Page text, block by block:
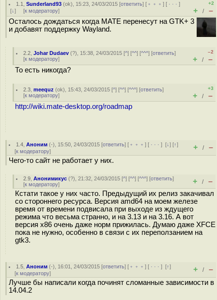
1.1 ,Sunderland93 (ok), 15:23, 24/03/2015 [ответить] [ ﹢﹢﹢] [ · · ·]
[↓] [к модератору]
+2
+ / –
Осталось дождаться когда MATE перенесут на GTK+ 3
и добавят поддержку Wayland.
2.2 ,Johar Dudaev (?), 15:38, 24/03/2015 [^] [^^] [^^^] [ответить]
[к модератору]
–2
+ / –
То есть никогда?
2.3 ,meequz (ok), 15:43, 24/03/2015 [^] [^^] [^^^] [ответить]
[к модератору]
+3
+ / –
http://wiki.mate-desktop.org/roadmap
1.4 ,Аноним (-), 15:50, 24/03/2015 [ответить] [ ﹢﹢﹢] [ · · ·][↓] [↑]
[к модератору] + / –
Чего-то сайт не работает у них.
2.9 ,Анонимикус (?), 21:32, 24/03/2015 [^] [^^] [^^^] [ответить]
[к модератору] + / –
Кстати такое у них часто. Предыдущий их релиз закачивал
со стороннего ресурса. Версия amd64 на моем железе
время от времени подвисала при выходе из ждущего
режима что весьма странно, и на 3.13 и на 3.16. А вот
версия x86 очень даже норм прижилась. Думаю даже XFCE
пока не нужно, особенно в связи с их переползанием на
gtk3.
1.5 ,Аноним (-), 16:01, 24/03/2015 [ответить] [ ﹢﹢﹢] [ · · ·][↑]
[к модератору] + / –
Лучше бы написали когда починят сломанные зависимости в
14.04.2